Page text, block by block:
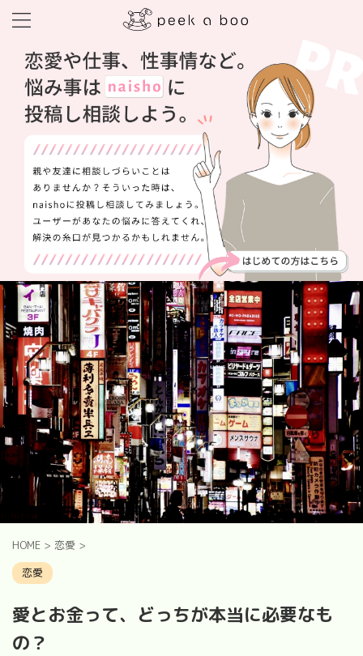
HOME > 恋愛 >
恋愛
愛とお金って、どっちが本当に必要なも
の？